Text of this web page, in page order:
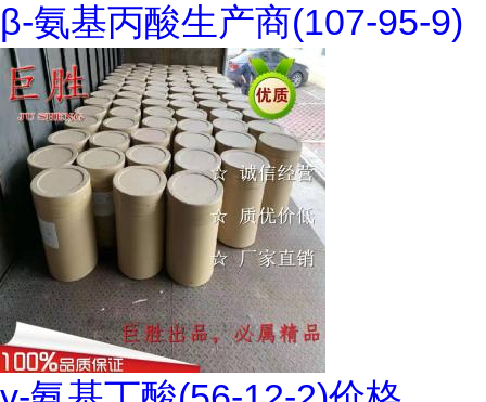
β-氨基丙酸生产商(107-95-9)